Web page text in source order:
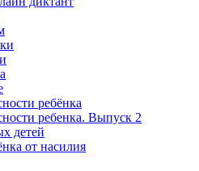
ребёнка
ребенка. Выпуск 2
детей
от насилия